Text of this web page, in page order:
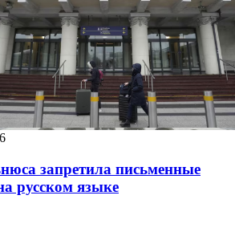
запретила письменные
русском языке